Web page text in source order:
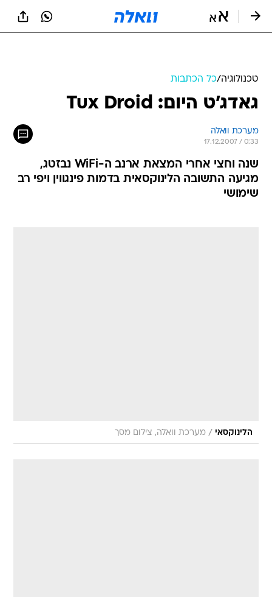
טכנולוגיה/כל הכתבות
גאדג'ט היום: Tux Droid
מערכת וואלה
17.12.2007 / 0:33
שנה וחצי אחרי המצאת ארנב ה-WiFi נבזטג,
מגיעה התשובה הלינוקסאית בדמות פינגווין ויפי רב
שימושי
הלינוקסאי / מערכת וואלה, צילום מסך